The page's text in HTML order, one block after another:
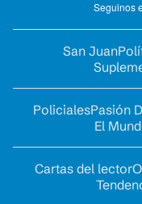
Seguinos
San Juan
PolicialesPasión
El
Cartas del lector